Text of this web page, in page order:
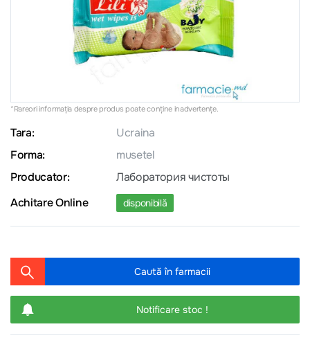
*Rareori informația despre produs poate conţine inadvertenţe.
Tara:
Ucraina
Forma:
musetel
Producator:
Лаборатория чистоты
Achitare Online
disponibilă
Caută în farmacii
Notificare stoc !